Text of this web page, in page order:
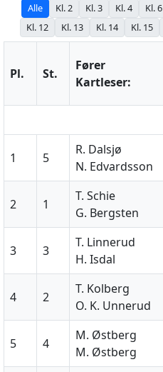
Alle Kl. 2 Kl. 3 Kl. 4 Kl. 6
Kl. 12
Kl. 13 Kl. 14 Kl. 15
Pl. St.
Fører
Kartleser:
1 5
R. Dalsjø
N. Edvardsson
2 1
T. Schie
G. Bergsten
3 3
T. Linnerud
H. Isdal
4 2
T. Kolberg
O. K. Unnerud
5 4
M. Østberg
M. Østberg